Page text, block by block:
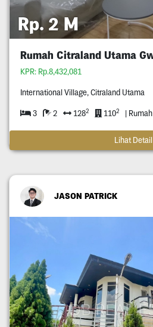
Rp. 2 M
KPR: Rp.8,432,081
International Village, Citraland Utama
3 2 1282 1102 | Rumah
Lihat Detail
JASON PATRICK